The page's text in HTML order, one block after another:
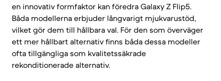
en innovativ formfaktor kan föredra Galaxy Z Flip5.
Båda modellerna erbjuder långvarigt mjukvarustöd,
vilket gör dem till hållbara val. För den som överväger
ett mer hållbart alternativ finns båda dessa modeller
ofta tillgängliga som kvalitetssäkrade
rekonditionerade alternativ.